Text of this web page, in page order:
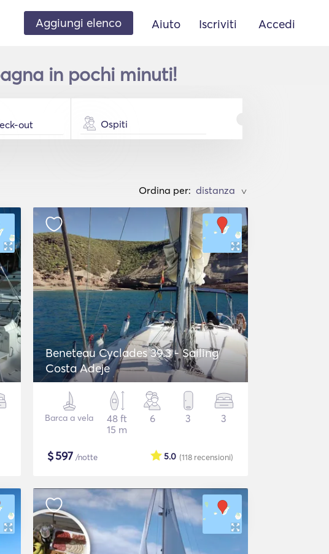
Aggiungi elenco Aiuto Iscriviti Accedi
in pochi minuti!
Ospiti
Ordina per: >
Beneteau Cyclades 39.3 - Sailing
Costa Adeje
Barca a vela
48 ft
15 m
6 3 3
$597 /notte (118 recensioni)
5.0